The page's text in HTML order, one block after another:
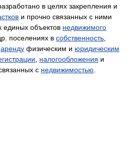
в целях закрепления и
и прочно связанных с ними
единых объектов недвижимого
поселениях в собственность
аренду физическим и юридическим
налогообложения и
связанных с недвижимостью